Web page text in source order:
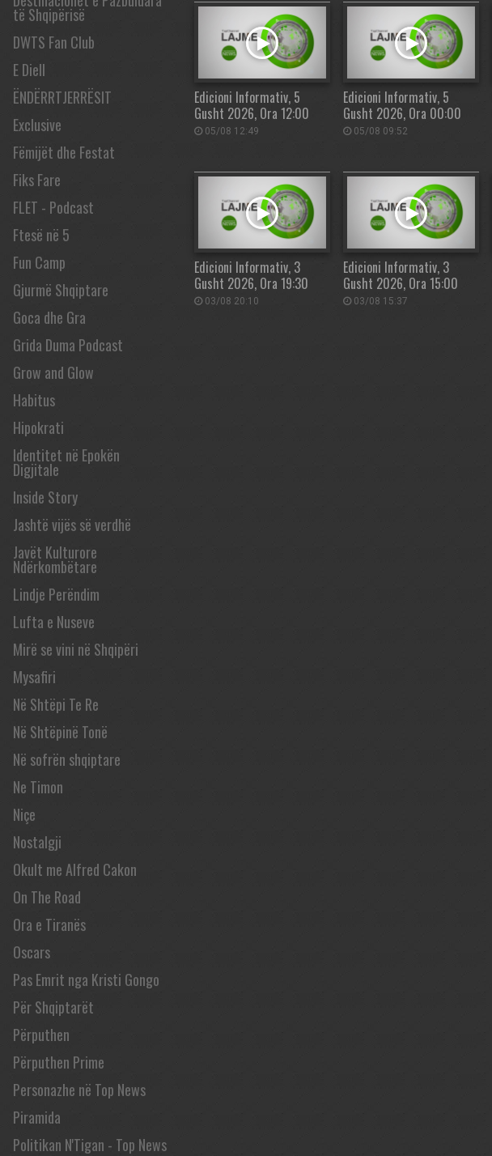
të Shqipërisë
DWTS Fan Club
E Diell
ËNDËRRTJERRËSIT
Exclusive
Fëmijët dhe Festat
Fiks Fare
FLET - Podcast
Ftesë në 5
Fun Camp
Gjurmë Shqiptare
Goca dhe Gra
Grida Duma Podcast
Grow and Glow
Habitus
Hipokrati
Identitet në Epokën
Digjitale
Inside Story
Jashtë vijës së verdhë
Javët Kulturore
Ndërkombëtare
Lindje Perëndim
Lufta e Nuseve
Mirë se vini në Shqipëri
Mysafiri
Në Shtëpi Te Re
Në Shtëpinë Tonë
Në sofrën shqiptare
Ne Timon
Niçe
Nostalgji
Okult me Alfred Cakon
On The Road
Ora e Tiranës
Oscars
Pas Emrit nga Kristi Gongo
Për Shqiptarët
Përputhen
Përputhen Prime
Personazhe në Top News
Piramida
Politikan N'Tigan - Top News
Edicioni Informativ, 5
Gusht 2026, Ora 12:00
05/08 12:49
Edicioni Informativ, 5
Gusht 2026, Ora 00:00
05/08 09:52
Edicioni Informativ, 3
Gusht 2026, Ora 19:30
03/08 20:10
Edicioni Informativ, 3
Gusht 2026, Ora 15:00
03/08 15:37